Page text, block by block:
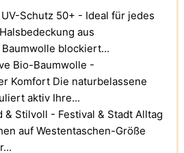
Schutz 50+ - Ideal für jedes
aus
blockiert...
Bio-Baumwolle -
Komfort Die naturbelassene
aktiv Ihre...
& Stilvoll - Festival & Stadt Alltag
auf Westentaschen-Größe